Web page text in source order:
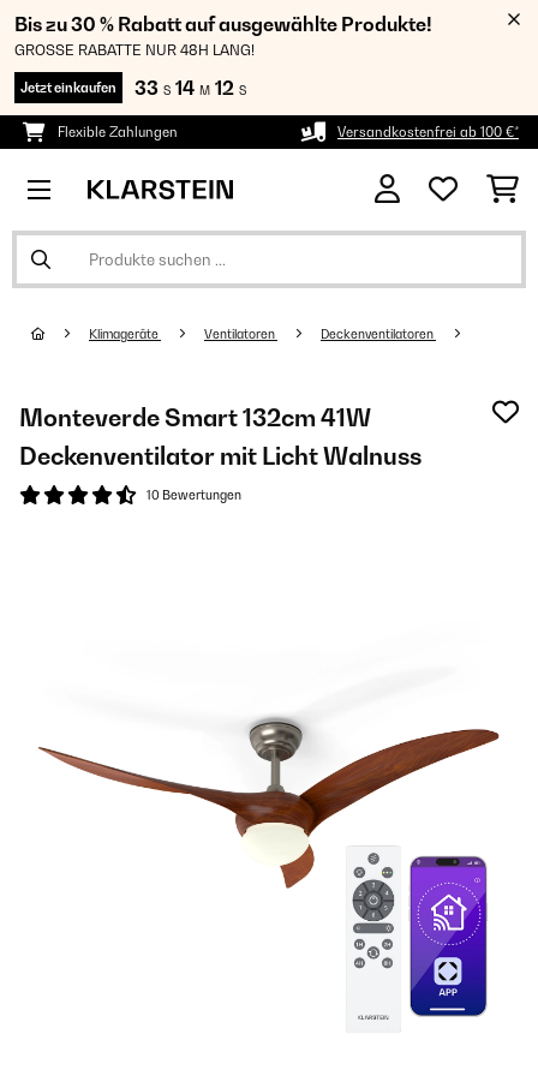
Bis zu 30 % Rabatt auf ausgewählte Produkte!
GROSSE RABATTE NUR 48H LANG!
Jetzt einkaufen 33 S 14 M 11 S
Flexible Zahlungen Versandkostenfrei ab 100 €*
Klimageräte Ventilatoren Deckenventilatoren
Monteverde Smart 132cm 41W
Deckenventilator mit Licht Walnuss
10 Bewertungen